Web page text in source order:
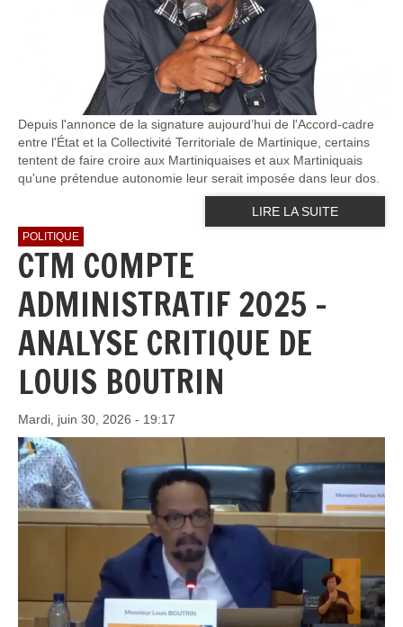
Depuis l'annonce de la signature aujourd’hui de l'Accord-cadre
entre l'État et la Collectivité Territoriale de Martinique, certains
tentent de faire croire aux Martiniquaises et aux Martiniquais
qu'une prétendue autonomie leur serait imposée dans leur dos.
LIRE LA SUITE
POLITIQUE
CTM COMPTE
ADMINISTRATIF 2025 -
ANALYSE CRITIQUE DE
LOUIS BOUTRIN
Mardi, juin 30, 2026 - 19:17